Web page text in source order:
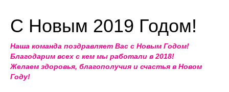
С Новым 2019 Годом!
Наша команда поздравляет Вас с Новым Годом!
Благодарим всех с кем мы работали в 2018!
Желаем здоровья, благополучия и счастья в Новом
Году!